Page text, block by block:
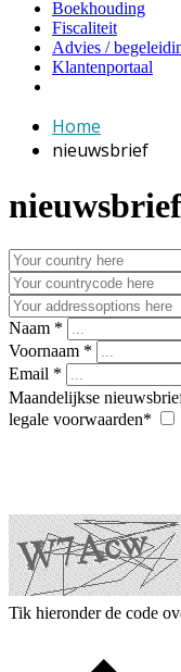
Boekhouding
Fiscaliteit
Advies /
Klantenportaal
Home
nieuwsbrief
nieuwsbrief
Naam *
Voornaam *
Email *
Maandelijkse
legale voorwaarden*
Tik hieronder de code